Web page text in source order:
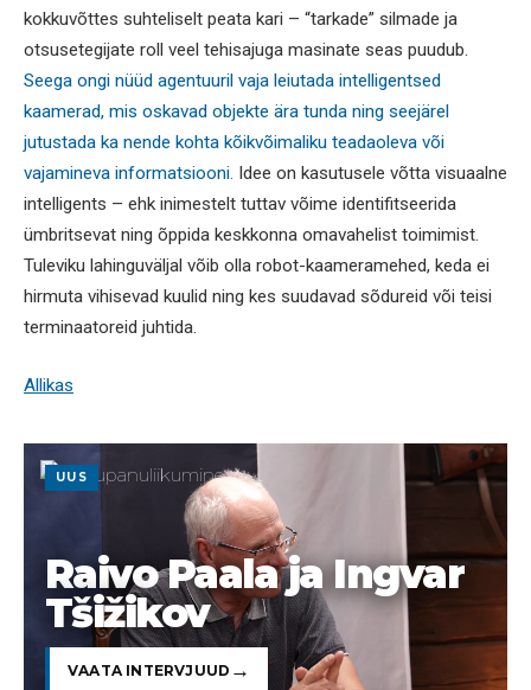
kokkuvõttes suhteliselt peata kari – “tarkade” silmade ja
otsusetegijate roll veel tehisajuga masinate seas puudub.
Seega ongi nüüd agentuuril vaja leiutada intelligentsed
kaamerad, mis oskavad objekte ära tunda ning seejärel
jutustada ka nende kohta kõikvõimaliku teadaoleva või
vajamineva informatsiooni. Idee on kasutusele võtta visuaalne
intelligents – ehk inimestelt tuttav võime identifitseerida
ümbritsevat ning õppida keskkonna omavahelist toimimist.
Tuleviku lahinguväljal võib olla robot-kaameramehed, keda ei
hirmuta vihisevad kuulid ning kes suudavad sõdureid või teisi
terminaatoreid juhtida.
Allikas
UUS
Raivo Paala ja Ingvar
Tšižikov
VAATA INTERVJUUD